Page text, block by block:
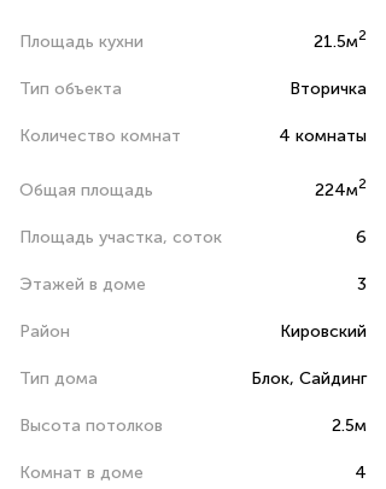
Площадь кухни 21.5м2
Тип объекта Вторичка
Количество комнат 4 комнаты
Общая площадь 224м2
Площадь участка, соток 6
Этажей в доме 3
Район Кировский
Тип дома Блок, Сайдинг
Высота потолков 2.5м
Комнат в доме 4